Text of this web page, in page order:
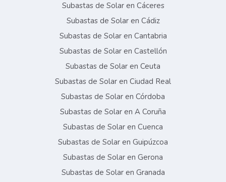
Subastas de Solar en Cáceres
Subastas de Solar en Cádiz
Subastas de Solar en Cantabria
Subastas de Solar en Castellón
Subastas de Solar en Ceuta
Subastas de Solar en Ciudad Real
Subastas de Solar en Córdoba
Subastas de Solar en A Coruña
Subastas de Solar en Cuenca
Subastas de Solar en Guipúzcoa
Subastas de Solar en Gerona
Subastas de Solar en Granada